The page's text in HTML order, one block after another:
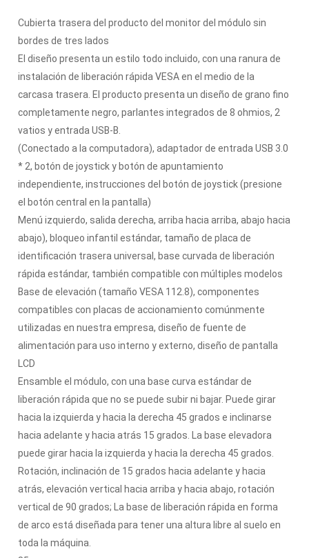
Cubierta trasera del producto del monitor del módulo sin
bordes de tres lados
El diseño presenta un estilo todo incluido, con una ranura de
instalación de liberación rápida VESA en el medio de la
carcasa trasera. El producto presenta un diseño de grano fino
completamente negro, parlantes integrados de 8 ohmios, 2
vatios y entrada USB-B.
(Conectado a la computadora), adaptador de entrada USB 3.0
* 2, botón de joystick y botón de apuntamiento
independiente, instrucciones del botón de joystick (presione
el botón central en la pantalla)
Menú izquierdo, salida derecha, arriba hacia arriba, abajo hacia
abajo), bloqueo infantil estándar, tamaño de placa de
identificación trasera universal, base curvada de liberación
rápida estándar, también compatible con múltiples modelos
Base de elevación (tamaño VESA 112.8), componentes
compatibles con placas de accionamiento comúnmente
utilizadas en nuestra empresa, diseño de fuente de
alimentación para uso interno y externo, diseño de pantalla
LCD
Ensamble el módulo, con una base curva estándar de
liberación rápida que no se puede subir ni bajar. Puede girar
hacia la izquierda y hacia la derecha 45 grados e inclinarse
hacia adelante y hacia atrás 15 grados. La base elevadora
puede girar hacia la izquierda y hacia la derecha 45 grados.
Rotación, inclinación de 15 grados hacia adelante y hacia
atrás, elevación vertical hacia arriba y hacia abajo, rotación
vertical de 90 grados; La base de liberación rápida en forma
de arco está diseñada para tener una altura libre al suelo en
toda la máquina.